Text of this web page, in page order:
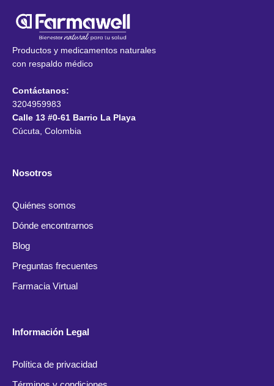
Productos y medicamentos naturales
con respaldo médico
Contáctanos:
3204959983
Calle 13 #0-61 Barrio La Playa
Cúcuta, Colombia
Nosotros
Quiénes somos
Dónde encontrarnos
Blog
Preguntas frecuentes
Farmacia Virtual
Información Legal
Política de privacidad